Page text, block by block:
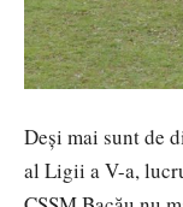
Deși mai sunt de
al Ligii a V-a,